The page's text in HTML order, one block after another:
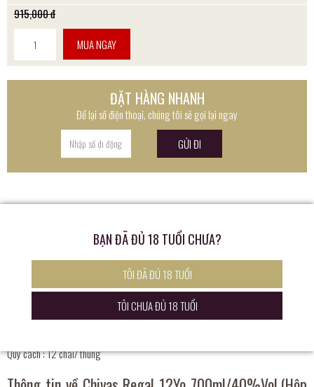
915,000 đ
MUA NGAY
ĐẶT HÀNG NHANH
Để lại số điện thoại, chúng tôi sẽ gọi lại ngay
Xuất xứ: scotland
Quy cách : 12 chai/ thùng
BẠN ĐÃ ĐỦ 18 TUỔI CHƯA?
TÔI ĐÃ ĐỦ 18 TUỔI
TÔI CHƯA ĐỦ 18 TUỔI